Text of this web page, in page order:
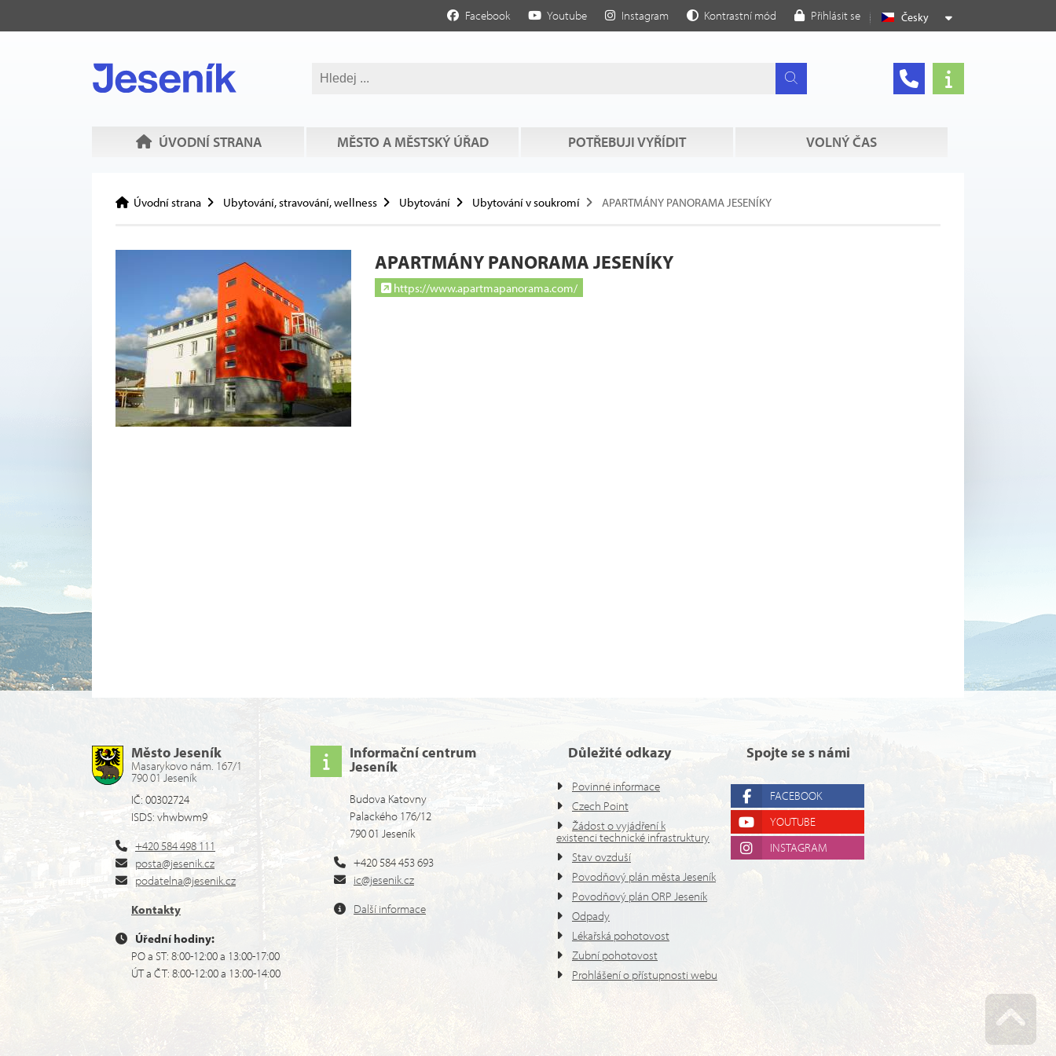
Česky
Facebook Youtube Instagram Kontrastní mód Přihlásit se
ÚVODNÍ STRANA MĚSTO A MĚSTSKÝ ÚŘAD POTŘEBUJI VYŘÍDIT VOLNÝ ČAS
Úvodní strana Ubytování, stravování, wellness Ubytování Ubytování v soukromí APARTMÁNY PANORAMA JESENÍKY
APARTMÁNY PANORAMA JESENÍKY
https://www.apartmapanorama.com/
Město Jeseník
Masarykovo nám. 167/1
790 01 Jeseník
IČ: 00302724
ISDS: vhwbwm9
+420 584 498 111
posta@jesenik.cz
podatelna@jesenik.cz
Kontakty
Úřední hodiny:
PO a ST: 8:00-12:00 a 13:00-17:00
ÚT a ČT: 8:00-12:00 a 13:00-14:00
Informační centrum
Jeseník
Budova Katovny
Palackého 176/12
790 01 Jeseník
+420 584 453 693
ic@jesenik.cz
Další informace
Důležité odkazy
Povinné informace
Czech Point
Žádost o vyjádření k
existenci technické infrastruktury
Stav ovzduší
Povodňový plán města Jeseník
Povodňový plán ORP Jeseník
Odpady
Lékařská pohotovost
Zubní pohotovost
Prohlášení o přístupnosti webu
Spojte se s námi
FACEBOOK
YOUTUBE
INSTAGRAM